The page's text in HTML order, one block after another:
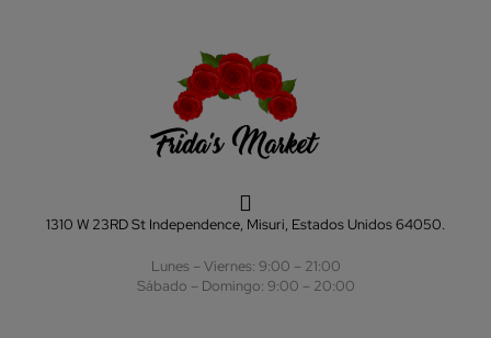
1310 W 23RD St Independence, Misuri, Estados Unidos 64050.
Lunes – Viernes: 9:00 – 21:00
Sábado – Domingo: 9:00 – 20:00